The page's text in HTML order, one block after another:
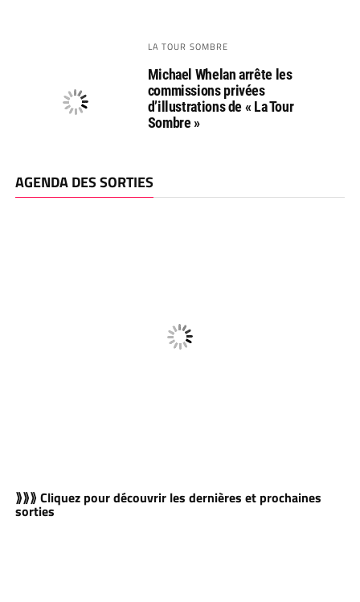
LA TOUR SOMBRE
Michael Whelan arrête les
commissions privées
d’illustrations de « La Tour
Sombre »
AGENDA DES SORTIES
⟫⟫⟫ Cliquez pour découvrir les dernières et prochaines
sorties